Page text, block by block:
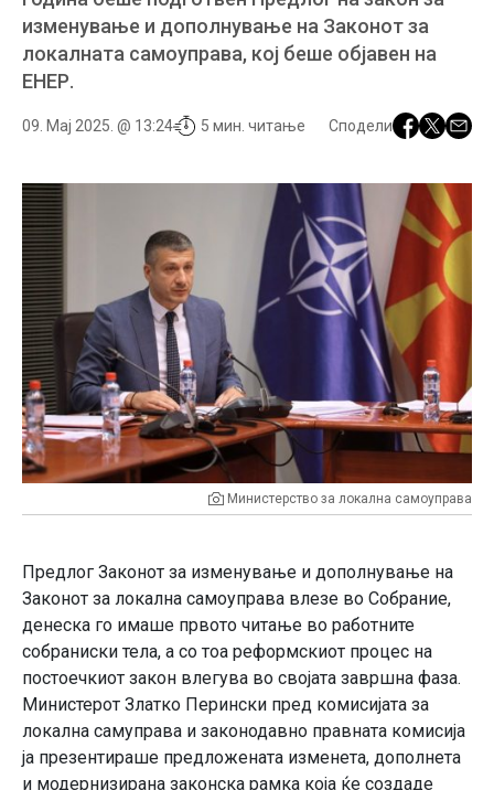
изменување и дополнување на Законот за
локалната самоуправа, кој беше објавен на
ЕНЕР.
09. Мај 2025. @ 13:24 5 мин. читање Сподели
Министерство за локална самоуправа
Предлог Законот за изменување и дополнување на
Законот за локална самоуправа влезе во Собрание,
денеска го имаше првото читање во работните
собраниски тела, а со тоа реформскиот процес на
постоечкиот закон влегува во својата завршна фаза.
Министерот Златко Перински пред комисијата за
локална самуправа и законодавно правната комисија
ја презентираше предложената изменета, дополнета
и модернизирана законска рамка која ќе создаде